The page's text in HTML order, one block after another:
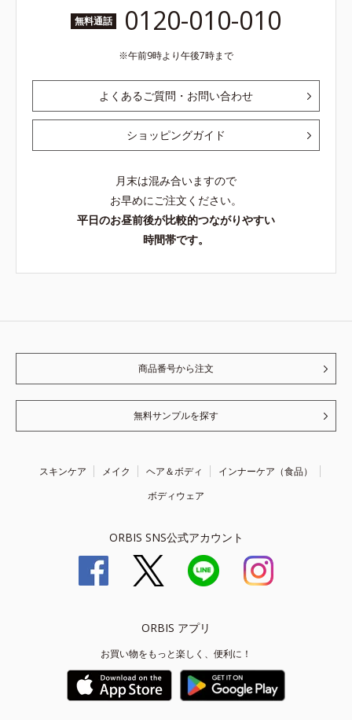
無料通話 0120-010-010
午前9時より午後7時まで
よくあるご質問・お問い合わせ
ショッピングガイド
月末は混み合いますので
お早めにご注文ください。
平日のお昼前後が比較的つながりやすい
時間帯です。
商品番号から注文
無料サンプルを探す
スキンケア メイク ヘア＆ボディ
インナーケア（食品）
ボディウェア
ORBIS SNS公式アカウント
ORBIS アプリ
お買い物をもっと楽しく、便利に！